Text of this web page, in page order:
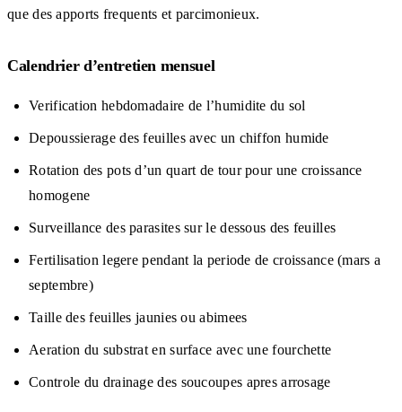
que des apports frequents et parcimonieux.
Calendrier d’entretien mensuel
Verification hebdomadaire de l’humidite du sol
Depoussierage des feuilles avec un chiffon humide
Rotation des pots d’un quart de tour pour une croissance
homogene
Surveillance des parasites sur le dessous des feuilles
Fertilisation legere pendant la periode de croissance (mars a
septembre)
Taille des feuilles jaunies ou abimees
Aeration du substrat en surface avec une fourchette
Controle du drainage des soucoupes apres arrosage